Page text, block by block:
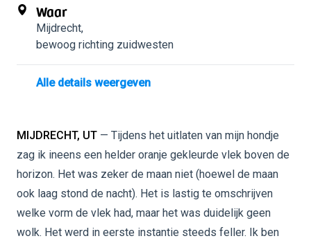
Waar
Mijdrecht,
bewoog richting zuidwesten
Alle details weergeven
MIJDRECHT, UT — Tijdens het uitlaten van mijn hondje
zag ik ineens een helder oranje gekleurde vlek boven de
horizon. Het was zeker de maan niet (hoewel de maan
ook laag stond de nacht). Het is lastig te omschrijven
welke vorm de vlek had, maar het was duidelijk geen
wolk. Het werd in eerste instantie steeds feller. Ik ben